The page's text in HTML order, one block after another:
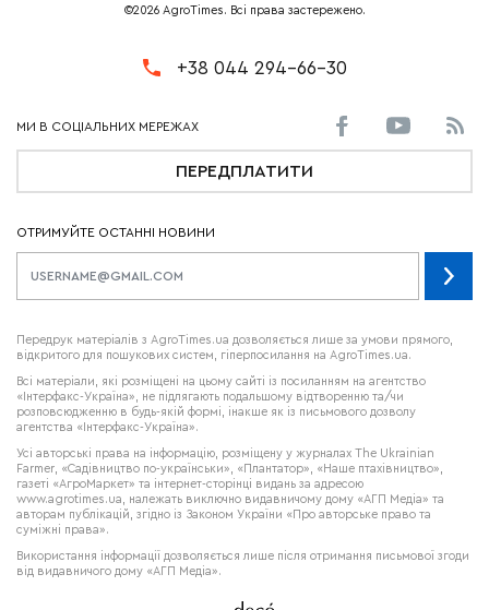
©2026 AgroTimes. Всі права застережено.
+38 044 294-66-30
ПЕРЕДПЛАТИТИ
ОТРИМУЙТЕ ОСТАННІ НОВИНИ
Передрук матеріалів з AgroTimes.ua дозволяється лише за умови прямого,
відкритого для пошукових систем, гіперпосилання на AgroTimes.ua.
Всі матеріали, які розміщені на цьому сайті із посиланням на агентство
«Інтерфакс-Україна», не підлягають подальшому відтворенню та/чи
розповсюдженню в будь-якій формі, інакше як із письмового дозволу
агентства «Інтерфакс-Україна».
Усі авторські права на інформацію, розміщену у журналах The Ukrainian
Farmer , «Садівництво по-українськи», «Плантатор», «Наше птахівництво»,
газеті «АгроМаркет» та інтернет-сторінці видань за адресою
www.agrotimes.ua,
належать виключно видавничому дому «АГП Медіа» та
авторам публікацій, згідно із Законом України «Про авторське право та
суміжні права».
Використання інформації дозволяється лише після отримання письмової згоди
від видавничого дому «АГП Медіа».